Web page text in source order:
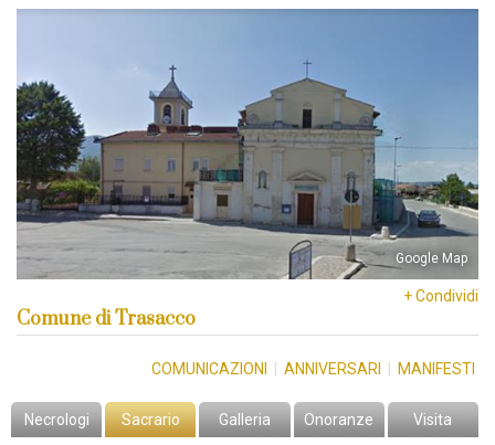
Google Map
+ Condividi
Comune di Trasacco
COMUNICAZIONI ANNIVERSARI MANIFESTI
Necrologi Sacrario Galleria Onoranze Visita